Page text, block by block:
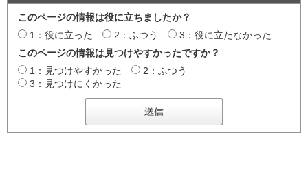
このページの情報は役に立ちましたか？
1：役に立った
2：ふつう
3：役に立たなかった
このページの情報は見つけやすかったですか？
1：見つけやすかった
2：ふつう
3：見つけにくかった